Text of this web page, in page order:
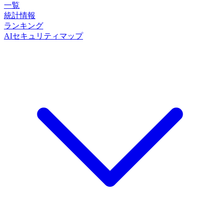
一覧
統計情報
ランキング
AIセキュリティマップ